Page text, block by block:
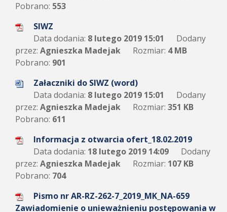
Pobrano: 553
SIWZ
Data dodania: 8 lutego 2019 15:01
Dodany
przez: Agnieszka Madejak Rozmiar: 4 MB
Pobrano: 901
Załaczniki do SIWZ (word)
Data dodania: 8 lutego 2019 15:01
Dodany
przez: Agnieszka Madejak Rozmiar: 351 KB
Pobrano: 611
Informacja z otwarcia ofert_18.02.2019
Data dodania: 18 lutego 2019 14:09
Dodany
przez: Agnieszka Madejak Rozmiar: 107 KB
Pobrano: 704
Pismo nr AR-RZ-262-7_2019_MK_NA-659
Zawiadomienie o unieważnieniu postępowania w